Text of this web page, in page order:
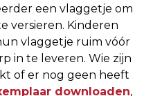
een vlaggetje om
versieren. Kinderen
vlaggetje ruim vóór
in te leveren. Wie zijn
of er nog geen heeft
downloaden,